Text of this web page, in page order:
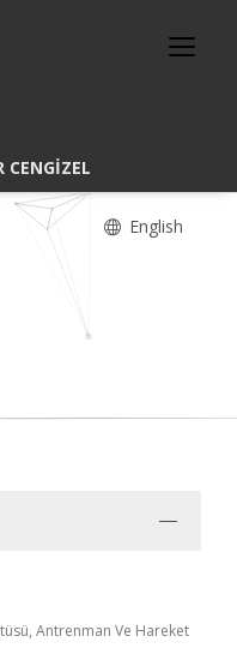
CENGİZEL
English
Antrenman Ve Hareket